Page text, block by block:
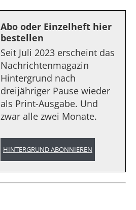
Abo oder Einzelheft hier
bestellen
Seit Juli 2023 erscheint das
Nachrichtenmagazin
Hintergrund nach
dreijähriger Pause wieder
als Print-Ausgabe. Und
zwar alle zwei Monate.
HINTERGRUND ABONNIEREN